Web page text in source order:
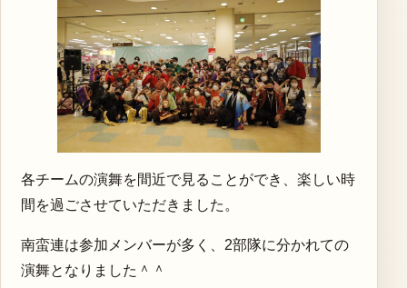
各チームの演舞を間近で見ることができ、楽しい時
間を過ごさせていただきました。
南蛮連は参加メンバーが多く、2部隊に分かれての
演舞となりました＾＾